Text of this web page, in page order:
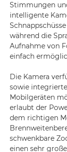
Stimmungen
intelligente
während die
Aufnahme von
einfach
Die Kamera
sowie
Mobilgeräten
erlaubt der
dem richtigen
schwenkbare
einen sehr